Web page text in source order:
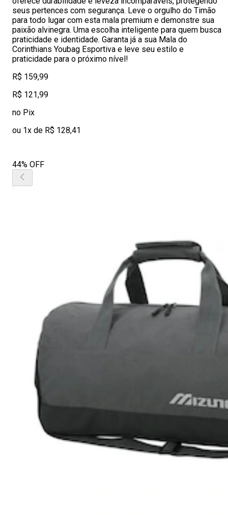
seus pertences com segurança. Leve o orgulho do Timão
para todo lugar com esta mala premium e demonstre sua
paixão alvinegra. Uma escolha inteligente para quem busca
praticidade e identidade. Garanta já a sua Mala do
Corinthians Youbag Esportiva e leve seu estilo e
praticidade para o próximo nível!
R$ 159,99
R$ 121,99
no Pix
ou 1x de R$ 128,41
44% OFF